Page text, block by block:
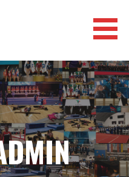
DE